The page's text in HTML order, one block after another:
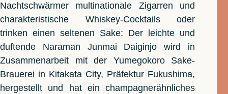
Nachtschwärmer multinationale Zigarren und
charakteristische Whiskey-Cocktails oder
trinken einen seltenen Sake: Der leichte und
duftende Naraman Junmai Daiginjo wird in
Zusammenarbeit mit der Yumegokoro Sake-
Brauerei in Kitakata City, Präfektur Fukushima,
hergestellt und hat ein champagnerähnliches